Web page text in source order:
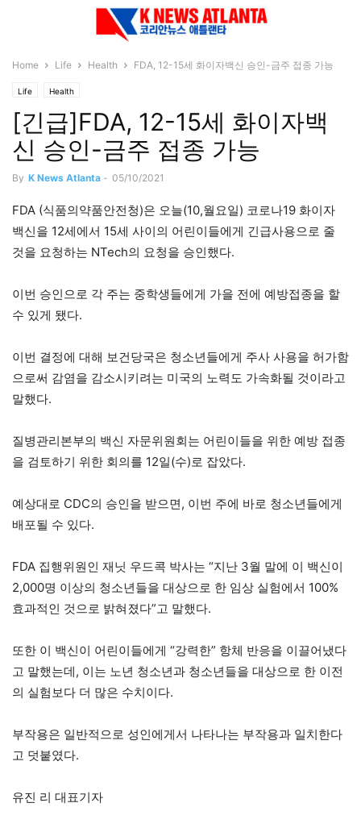
Home Life Health FDA, 12-15세 화이자백신 승인-금주 접종 가능
Life Health
[긴급]FDA, 12-15세 화이자백
신 승인-금주 접종 가능
By K News Atlanta - 05/10/2021
FDA (식품의약품안전청)은 오늘(10,월요일) 코로나19 화이자
백신을 12세에서 15세 사이의 어린이들에게 긴급사용으로 줄
것을 요청하는 NTech의 요청을 승인했다.
이번 승인으로 각 주는 중학생들에게 가을 전에 예방접종을 할
수 있게 됐다.
이번 결정에 대해 보건당국은 청소년들에게 주사 사용을 허가함
으로써 감염을 감소시키려는 미국의 노력도 가속화될 것이라고
말했다.
질병관리본부의 백신 자문위원회는 어린이들을 위한 예방 접종
을 검토하기 위한 회의를 12일(수)로 잡았다.
예상대로 CDC의 승인을 받으면, 이번 주에 바로 청소년들에게
배포될 수 있다.
FDA 집행위원인 재닛 우드콕 박사는 “지난 3월 말에 이 백신이
2,000명 이상의 청소년들을 대상으로 한 임상 실험에서 100%
효과적인 것으로 밝혀졌다”고 말했다.
또한 이 백신이 어린이들에게 “강력한” 항체 반응을 이끌어냈다
고 말했는데, 이는 노년 청소년과 청소년들을 대상으로 한 이전
의 실험보다 더 많은 수치이다.
부작용은 일반적으로 성인에게서 나타나는 부작용과 일치한다
고 덧붙였다.
유진 리 대표기자